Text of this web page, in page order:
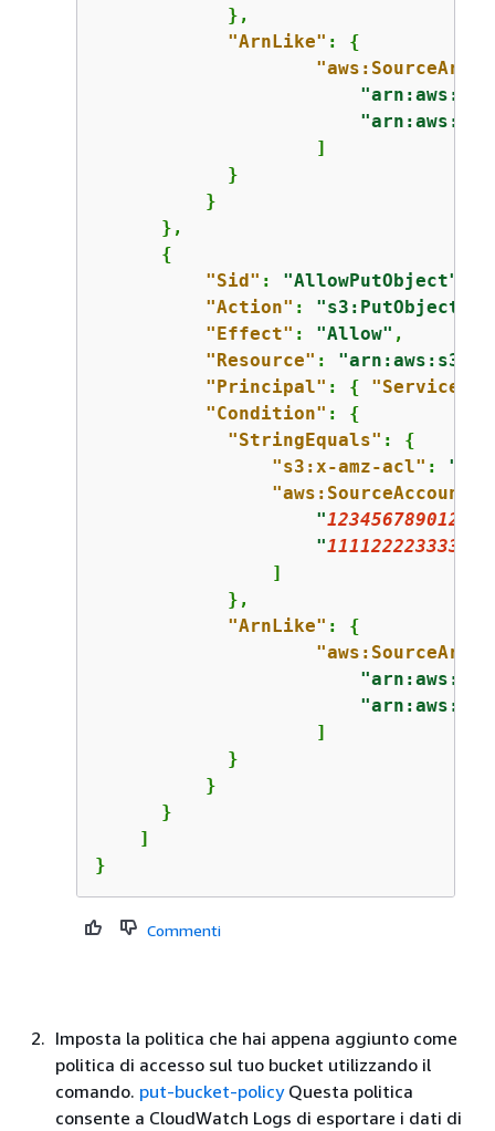
            },
"ArnLike" : {
"aws:SourceArn"
                    ]
            }
          }
      },
{
"Sid" : "AllowPutObject"
"Action" : "s3:PutObject"
"Effect" : "Allow" ,
"Resource" : "arn:aws:s3:::
"Principal" : { "Service"
"Condition" : {
"StringEquals" : {
"s3:x-amz-acl" :
"aws:SourceAccount"
"123456789012
"111122223333
                ]
            },
"ArnLike" : {
"aws:SourceArn"
                    ]
            }
          }
      }
    ]
}
Commenti
Imposta la politica che hai appena aggiunto come
politica di accesso sul tuo bucket utilizzando il
comando. put-bucket-policyQuesta politica
consente a CloudWatch Logs di esportare i dati di